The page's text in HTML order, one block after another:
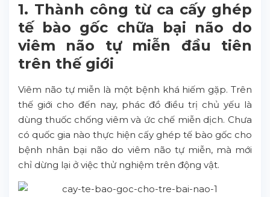
1. Thành công từ ca cấy ghép
tế bào gốc chữa bại não do
viêm não tự miễn đầu tiên
trên thế giới
Viêm não tự miễn là một bệnh khá hiếm gặp. Trên
thế giới cho đến nay, phác đồ điều trị chủ yếu là
dùng thuốc chống viêm và ức chế miễn dịch. Chưa
có quốc gia nào thực hiện cấy ghép tế bào gốc cho
bệnh nhân bại não do viêm não tự miễn, mà mới
chỉ dừng lại ở việc thử nghiệm trên động vật.